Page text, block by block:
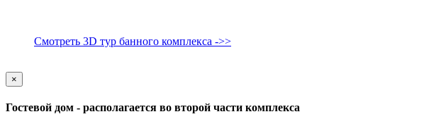
Смотреть 3D тур банного комплекса ->>
×
Гостевой дом - располагается во второй части комплекса